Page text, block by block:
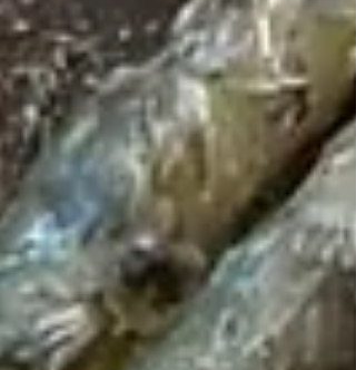
瓶為面對低潮與內在陰影的人而誕生的香氣。 在你
感到迷失、焦慮、或正走在療癒旅程的途中，
Shadow Bloom 將以氣味作為陪伴， 提醒你：即
在最深的夜裡，也仍有花在開。 ✦ 香氣調性 草本
橘 × 辛香花木 龍舌蘭酒・橙花．檸檬・穗甘松・
檬草・薑・肉桂・丁香 ✦ 功能與用途 ・情緒淨化
穩定 ・陪伴陰影工作與內在整合 ・夜間冥想、書
或靜心時使用 ・可噴灑於空間、床邊、或胸口上方
作為能量轉換香霧 ✦ 小儀式建議 點燃一盞燭光，
呼吸後輕噴 Shadow Bloom。 讓香氣包圍你，感
黑暗並非終點，而是花將開的土壤。 儀式名稱 「
過陰影之路・The Path of Shadow Bloom」 儀式
意圖 讓自己與內在陰影共處，不逃避、不評判，而
是透過